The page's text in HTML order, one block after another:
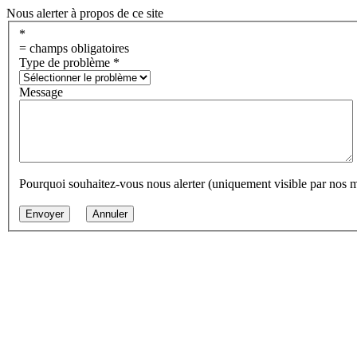
Nous alerter à propos de ce site
*
= champs obligatoires
Type de problème *
Message
Pourquoi souhaitez-vous nous alerter (uniquement visible par nos